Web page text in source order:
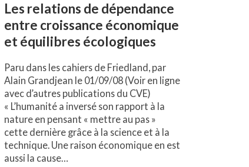
Les relations de dépendance
entre croissance économique
et équilibres écologiques
Paru dans les cahiers de Friedland, par
Alain Grandjean le 01/09/08 (Voir en ligne
avec d’autres publications du CVE)
« L’humanité a inversé son rapport à la
nature en pensant « mettre au pas »
cette dernière grâce à la science et à la
technique. Une raison économique en est
aussi la cause…